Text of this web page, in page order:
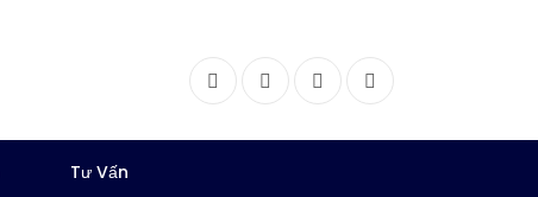
FacebookTwitter InstagramDribbble
Tư Vấn